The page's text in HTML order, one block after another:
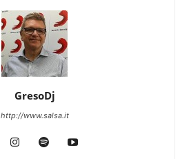
GresoDj
http://www.salsa.it